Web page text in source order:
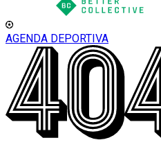
AGENDA DEPORTIVA